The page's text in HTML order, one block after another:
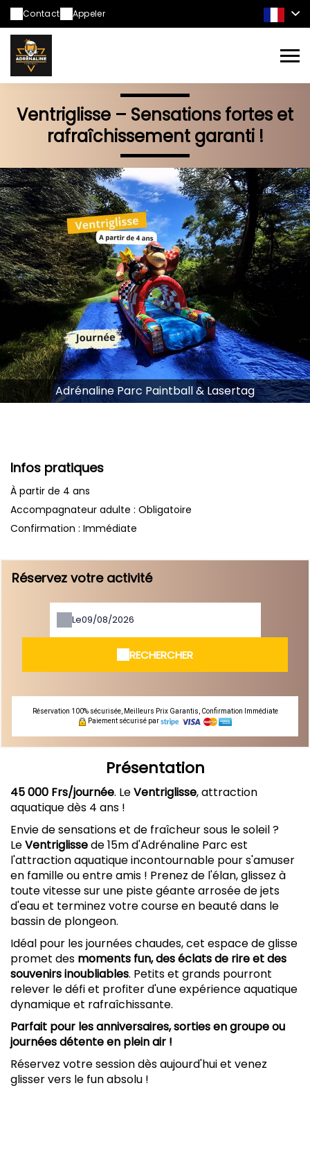
Contact Appeler
Ventriglisse – Sensations fortes et
rafraîchissement garanti !
Adrénaline Parc Paintball & Lasertag
Infos pratiques
À partir de 4 ans
Accompagnateur adulte : Obligatoire
Confirmation : Immédiate
Réservez votre activité
Le
RECHERCHER
Réservation 100% sécurisée, Meilleurs Prix Garantis, Confirmation Immédiate
Paiement sécurisé par
Présentation
45 000 Frs/journée. LeVentriglisse, attraction
aquatique dès 4 ans !
Envie de sensations et de fraîcheur sous le soleil ?
LeVentriglissede 15m d'Adrénaline Parc est
l'attraction aquatique incontournable pour s'amuser
en famille ou entre amis ! Prenez de l'élan, glissez à
toute vitesse sur une piste géante arrosée de jets
d'eau et terminez votre course en beauté dans le
bassin de plongeon.
Idéal pour les journées chaudes, cet espace de glisse
promet des moments fun, des éclats de rire et des
souvenirs inoubliables. Petits et grands pourront
relever le défi et profiter d'une expérience aquatique
dynamique et rafraîchissante.
Parfait pour les anniversaires, sorties en groupe ou
journées détente en plein air !
Réservez votre session dès aujourd'hui et venez
glisser vers le fun absolu !